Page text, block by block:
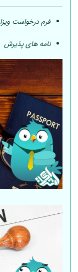
فرم درخواست ویزا
نامه های پذیرش